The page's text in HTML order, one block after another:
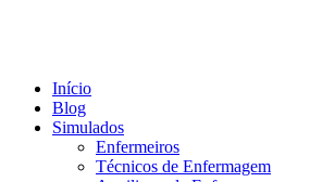
Início
Blog
Simulados
Enfermeiros
Técnicos de Enfermagem